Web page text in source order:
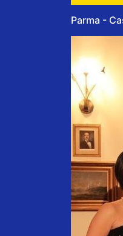
Parma -